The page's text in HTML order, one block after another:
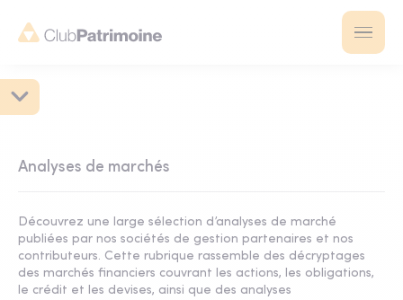
Analyses de marchés
Découvrez une large sélection d’analyses de marché
publiées par nos sociétés de gestion partenaires et nos
contributeurs. Cette rubrique rassemble des décryptages
des marchés financiers couvrant les actions, les obligations,
le crédit et les devises, ainsi que des analyses